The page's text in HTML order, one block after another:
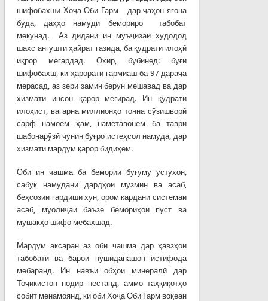
шифобахши Хоҷа Оби Гарм дар ҷаҳон ягона
буда, даҳҳо намуди бемориро табобат
мекунад. Аз дидани ин муъҷизаи худодод
шахс ангушти ҳайрат газида, ба қудрати илоҳӣ
иқрор мегардад. Охир, бубинед: буғи
шифобахш, ки ҳарорати гармиаш ба 97 дараҷа
мерасад, аз зери замин берун мешавад ва дар
хизмати инсон қарор мегирад. Ин қудрати
илоҳист, вагарна миллионҳо тонна сӯзишворӣ
сарф намоем ҳам, наметавонем ба таври
шабонарӯзӣ чунин буғро истеҳсол намуда, дар
хизмати мардум қарор бидиҳем.
Оби ин чашма ба бемории буғуму устухон,
сабук намудани дардҳои музмин ва асаб,
беҳсозии гардиши хун, ором кардани системаи
асаб, муолиҷаи баъзе бемориҳои пуст ва
мушакҳо шифо мебахшад.
Мардум аксаран аз оби чашма дар ҳавзҳои
табобатӣ ва барои нушиданашон истифода
мебаранд. Ин навъи обҳои минералӣ дар
Тоҷикистон нодир нестанд, аммо таҳқиқотҳо
собит менамоянд, ки оби Хоҷа Оби Гарм воқеан